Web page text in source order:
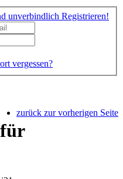
vergessen?
zurück zur vorherigen Seite